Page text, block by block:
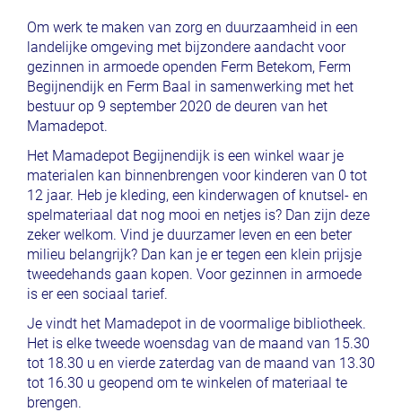
Om werk te maken van zorg en duurzaamheid in een
landelijke omgeving met bijzondere aandacht voor
gezinnen in armoede openden Ferm Betekom, Ferm
Begijnendijk en Ferm Baal in samenwerking met het
bestuur op 9 september 2020 de deuren van het
Mamadepot.
Het Mamadepot Begijnendijk is een winkel waar je
materialen kan binnenbrengen voor kinderen van 0 tot
12 jaar. Heb je kleding, een kinderwagen of knutsel- en
spelmateriaal dat nog mooi en netjes is? Dan zijn deze
zeker welkom. Vind je duurzamer leven en een beter
milieu belangrijk? Dan kan je er tegen een klein prijsje
tweedehands gaan kopen. Voor gezinnen in armoede
is er een sociaal tarief.
Je vindt het Mamadepot in de voormalige bibliotheek.
Het is elke tweede woensdag van de maand van 15.30
tot 18.30 u en vierde zaterdag van de maand van 13.30
tot 16.30 u geopend om te winkelen of materiaal te
brengen.